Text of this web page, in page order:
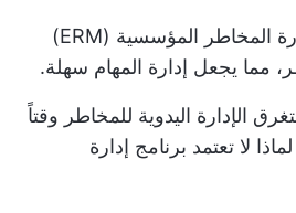
يساعد تنفيذ برنامج إدارة المخاطر المؤسسية (ERM)
مما يجعل إدارة المهام سهلة.
الإدارة اليدوية للمخاطر وقتاً
لا تعتمد برنامج إدارة